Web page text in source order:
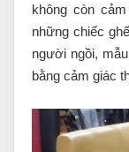
không còn
những chiếc
người ngồi,
bằng cảm giác